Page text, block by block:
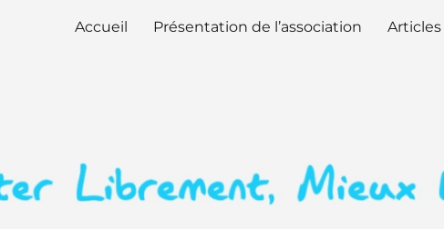
Accueil Présentation de l’association Articles